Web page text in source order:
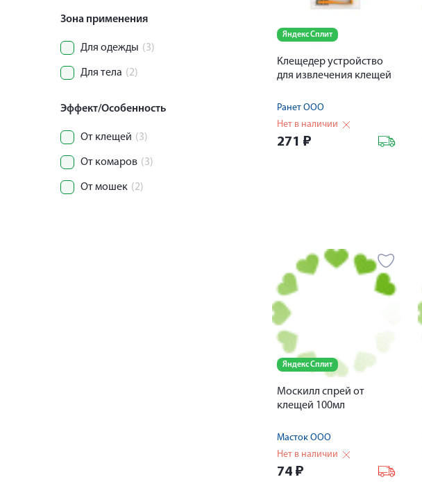
Зона применения
Для одежды (3)
Для тела (2)
Эффект/Особенность
От клещей (3)
От комаров (3)
От мошек (2)
Яндекс Сплит
Клещедер устройство
для извлечения клещей
Ранет ООО
Нет в наличии
271 ₽
Яндекс Сплит
Москилл спрей от
клещей 100мл
Масток ООО
Нет в наличии
74 ₽